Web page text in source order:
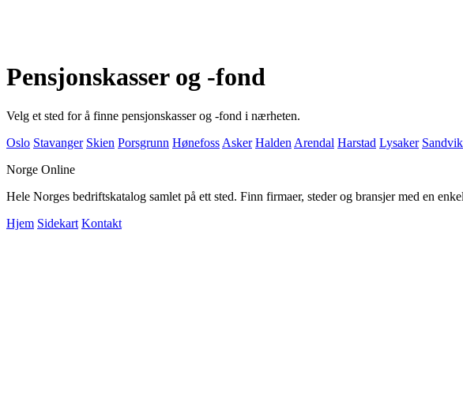
Pensjonskasser og -fond
Velg et sted for å finne pensjonskasser og -fond i nærheten.
Oslo Stavanger Skien Porsgrunn Hønefoss Asker Halden Arendal Harstad Lysaker
Norge Online
Hele Norges bedriftskatalog samlet på ett sted. Finn firmaer, steder og bransjer med en
Hjem Sidekart Kontakt